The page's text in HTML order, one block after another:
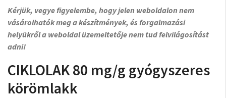
Kérjük, vegye figyelembe, hogy jelen weboldalon nem
vásárolhatók meg a készítmények, és forgalmazási
helyükről a weboldal üzemeltetője nem tud felvilágosítást
adni!
CIKLOLAK 80 mg/g gyógyszeres
körömlakk